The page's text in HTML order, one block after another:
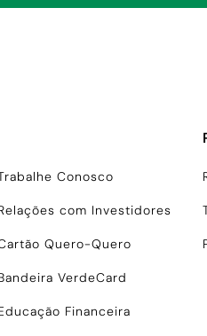
Conosco
com Investidores
Quero-Quero
VerdeCard
Financeira